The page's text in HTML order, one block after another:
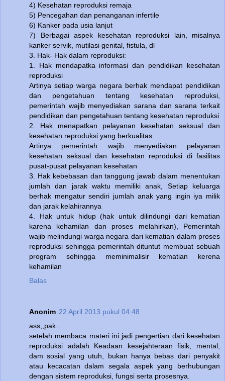
4) Kesehatan reproduksi remaja
5) Pencegahan dan penanganan infertile
6) Kanker pada usia lanjut
7) Berbagai aspek kesehatan reproduksi lain, misalnya
kanker servik, mutilasi genital, fistula, dl
3. Hak- Hak dalam reproduksi:
1. Hak mendapatka informasi dan pendidikan kesehatan
reproduksi
Artinya setiap warga negara berhak mendapat pendidikan
dan pengetahuan tentang kesehatan reproduksi,
pemerintah wajib menyediakan sarana dan sarana terkait
pendidikan dan pengetahuan tentang kesehatan reproduksi
2. Hak menapatkan pelayanan kesehatan seksual dan
kesehatan reproduksi yang berkualitas
Artinya pemerintah wajib menyediakan pelayanan
kesehatan seksual dan kesehatan reproduksi di fasilitas
pusat-pusat pelayanan kesehatan
3. Hak kebebasan dan tanggung jawab dalam menentukan
jumlah dan jarak waktu memiliki anak, Setiap keluarga
berhak mengatur sendiri jumlah anak yang ingin iya milik
dan jarak kelahirannya
4. Hak untuk hidup (hak untuk dilindungi dari kematian
karena kehamilan dan proses melahirkan), Pemerintah
wajib melindungi warga negara dari kematian dalam proses
reproduksi sehingga pemerintah dituntut membuat sebuah
program sehingga meminimalisir kematian kerena
kehamilan
Balas
Anonim 22 April 2013 pukul 04.48
ass,,pak..
setelah membaca materi ini jadi pengertian dari kesehatan
reproduksi adalah Keadaan kesejahteraan fisik, mental,
dam sosial yang utuh, bukan hanya bebas dari penyakit
atau kecacatan dalam segala aspek yang berhubungan
dengan sistem reproduksi, fungsi serta prosesnya.